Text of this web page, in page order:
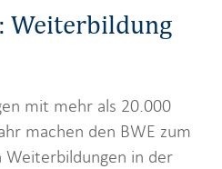
a
Weiterbildung
mit mehr als 20.000
machen den BWE zum
in der